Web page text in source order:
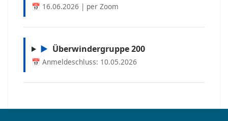
📅 16.06.2026 | per Zoom
▶ Überwindergruppe 200
📅 Anmeldeschluss: 10.05.2026